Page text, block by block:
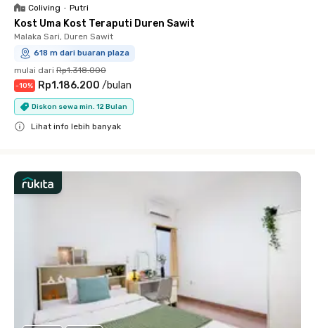
Coliving • Putri
Kost Uma Kost Teraputi Duren Sawit
Malaka Sari, Duren Sawit
618 m dari buaran plaza
mulai dari Rp1.318.000
-10% Rp1.186.200 /bulan
Diskon sewa min. 12 Bulan
Lihat info lebih banyak